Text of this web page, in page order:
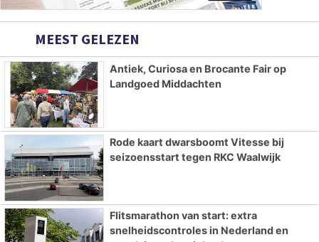
MEEST GELEZEN
Antiek, Curiosa en Brocante Fair op
Landgoed Middachten
Rode kaart dwarsboomt Vitesse bij
seizoensstart tegen RKC Waalwijk
Flitsmarathon van start: extra
snelheidscontroles in Nederland en